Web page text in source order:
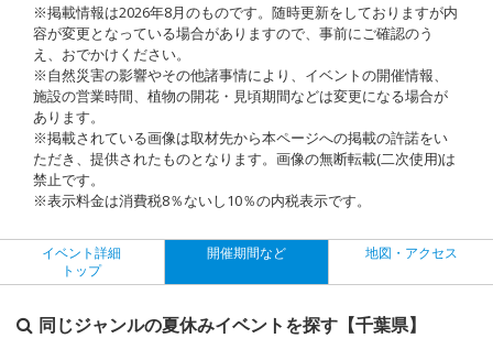
※掲載情報は2026年8月のものです。随時更新をしておりますが内
容が変更となっている場合がありますので、事前にご確認のう
え、おでかけください。
※自然災害の影響やその他諸事情により、イベントの開催情報、
施設の営業時間、植物の開花・見頃期間などは変更になる場合が
あります。
※掲載されている画像は取材先から本ページへの掲載の許諾をい
ただき、提供されたものとなります。画像の無断転載(二次使用)は
禁止です。
※表示料金は消費税8％ないし10％の内税表示です。
イベント詳細
トップ
開催期間など 地図・アクセス
同じジャンルの夏休みイベントを探す【千葉県】